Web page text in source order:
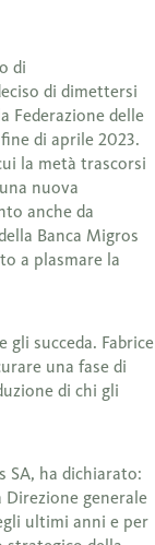
di
di dimettersi
Federazione delle
di aprile 2023.
la metà trascorsi
nuova
anche da
Banca Migros
a plasmare la
gli succeda. Fabrice
una fase di
di chi gli
SA, ha dichiarato:
Direzione generale
ultimi anni e per